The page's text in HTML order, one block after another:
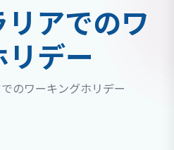
アでのワ
デー
のワーキングホリデー